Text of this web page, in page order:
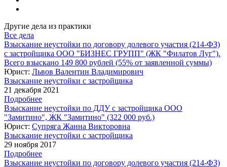
Другие дела из практики
Все дела
Взыскание неустойки по договору долевого участия (214-ФЗ)
с застройщика ООО "БИЗНЕС ГРУПП" (ЖК "Филатов Луг").
Всего взыскано 149 800 рублей (55% от заявленной суммы)
Юрист: Львов Валентин Владимирович
Взыскание неустойки с застройщика
21 декабря 2021
Подробнее
Взыскание неустойки по ДДУ с застройщика ООО
"Замитино", ЖК "Замитино" (322 000 руб.)
Юрист: Супряга Жанна Викторовна
Взыскание неустойки с застройщика
29 ноября 2017
Подробнее
Взыскание неустойки по договору долевого участия (214-ФЗ)